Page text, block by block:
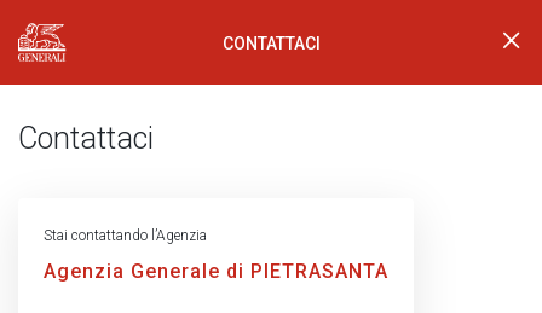
Generali Logo CONTATTACI
Contattaci
Stai contattando l’Agenzia
Agenzia Generale di PIETRASANTA